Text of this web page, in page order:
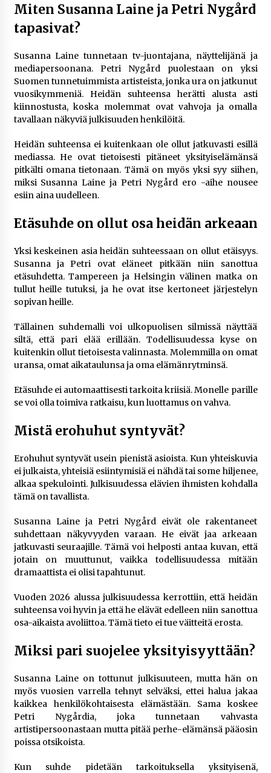
Online-kasinoiden mobiilipelialustojen kehitys
– asiantuntijalausunto
Uutisankkuri Jan Andersson vaimo – faktat ja
3 viikkoa sitten
Pamela Anderson ikä, ura ja elämä
10 euron talletuskasinot ja pikamaksut: mitä
suomalaisten pelaajien on hyvä tietää
1 kuukausi sitten
Miten Susanna Laine ja Petri Nygård
tapasivat?
Susanna Laine tunnetaan tv-juontajana, näyttelijänä ja
mediapersoonana. Petri Nygård puolestaan on yksi
Suomen tunnetuimmista artisteista, jonka ura on jatkunut
vuosikymmeniä. Heidän suhteensa herätti alusta asti
kiinnostusta, koska molemmat ovat vahvoja ja omalla
tavallaan näkyviä julkisuuden henkilöitä.
Heidän suhteensa ei kuitenkaan ole ollut jatkuvasti esillä
mediassa. He ovat tietoisesti pitäneet yksityiselämänsä
pitkälti omana tietonaan. Tämä on myös yksi syy siihen,
miksi Susanna Laine ja Petri Nygård ero -aihe nousee
esiin aina uudelleen.
Etäsuhde on ollut osa heidän arkeaan
Yksi keskeinen asia heidän suhteessaan on ollut etäisyys.
Susanna ja Petri ovat eläneet pitkään niin sanottua
etäsuhdetta. Tampereen ja Helsingin välinen matka on
tullut heille tutuksi, ja he ovat itse kertoneet järjestelyn
sopivan heille.
Tällainen suhdemalli voi ulkopuolisen silmissä näyttää
siltä, että pari elää erillään. Todellisuudessa kyse on
kuitenkin ollut tietoisesta valinnasta. Molemmilla on omat
uransa, omat aikataulunsa ja oma elämänrytminsä.
Etäsuhde ei automaattisesti tarkoita kriisiä. Monelle parille
se voi olla toimiva ratkaisu, kun luottamus on vahva.
Mistä erohuhut syntyvät?
Erohuhut syntyvät usein pienistä asioista. Kun yhteiskuvia
ei julkaista, yhteisiä esiintymisiä ei nähdä tai some hiljenee,
alkaa spekulointi. Julkisuudessa elävien ihmisten kohdalla
tämä on tavallista.
Susanna Laine ja Petri Nygård eivät ole rakentaneet
suhdettaan näkyvyyden varaan. He eivät jaa arkeaan
jatkuvasti seuraajille. Tämä voi helposti antaa kuvan, että
jotain on muuttunut, vaikka todellisuudessa mitään
dramaattista ei olisi tapahtunut.
Vuoden 2026 alussa julkisuudessa kerrottiin, että heidän
suhteensa voi hyvin ja että he elävät edelleen niin sanottua
osa-aikaista avoliittoa. Tämä tieto ei tue väitteitä erosta.
Miksi pari suojelee yksityisyyttään?
Susanna Laine on tottunut julkisuuteen, mutta hän on
myös vuosien varrella tehnyt selväksi, ettei halua jakaa
kaikkea henkilökohtaisesta elämästään. Sama koskee
Petri Nygårdia, joka tunnetaan vahvasta
artistipersoonastaan mutta pitää perhe-elämänsä pääosin
poissa otsikoista.
Kun suhde pidetään tarkoituksella yksityisenä,